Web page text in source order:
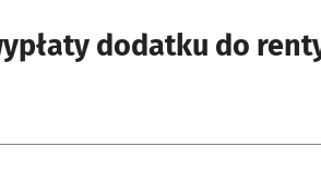
dodatku do